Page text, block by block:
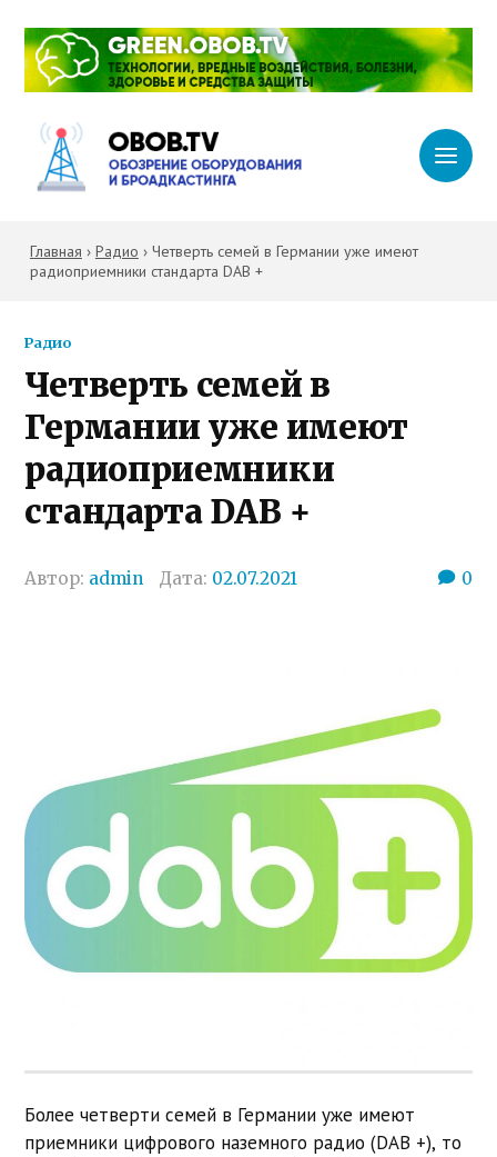
Главная › Радио › Четверть семей в Германии уже имеют
радиоприемники стандарта DAB +
Радио
Четверть семей в
Германии уже имеют
радиоприемники
стандарта DAB +
Автор: admin Дата: 02.07.2021 0
Более четверти семей в Германии уже имеют
приемники цифрового наземного радио (DAB +), то